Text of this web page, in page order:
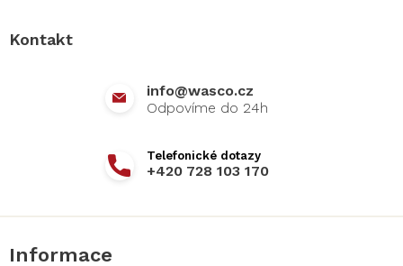
Kontakt
info@wasco.cz
+420 728 103 170
Informace